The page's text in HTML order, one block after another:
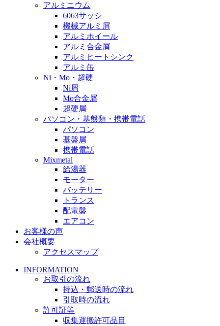
アルミニウム
6063サッシ
機械アルミ屑
アルミホイール
アルミ合金屑
アルミヒートシンク
アルミ缶
Ni・Mo・超硬
Ni屑
Mo合金屑
超硬屑
パソコン・基盤類・携帯電話
パソコン
基盤屑
携帯電話
Mixmetal
給湯器
モーター
バッテリー
トランス
配電盤
エアコン
お客様の声
会社概要
アクセスマップ
INFORMATION
お取引の流れ
持込・郵送時の流れ
引取時の流れ
許可証等
収集運搬許可品目